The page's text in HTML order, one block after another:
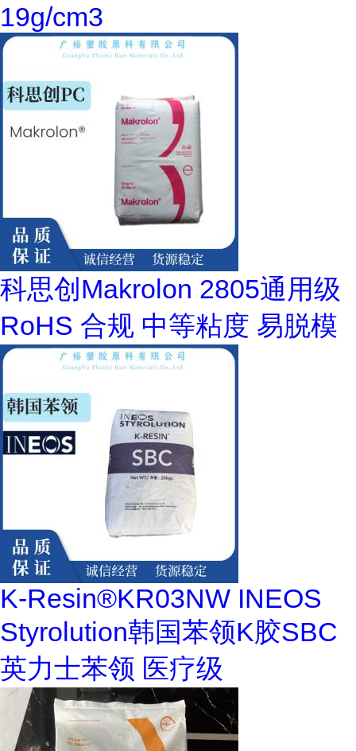
19g/cm3
科思创Makrolon 2805通用级
RoHS 合规 中等粘度 易脱模
K-Resin®KR03NW INEOS
Styrolution韩国苯领K胶SBC
英力士苯领 医疗级